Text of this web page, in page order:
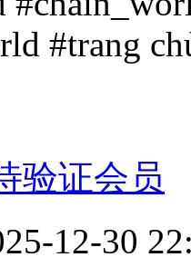
#trang
验证会员
12-30